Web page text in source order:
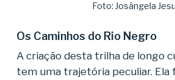
Foto: Josângela
Os Caminhos do Rio Negro
A criação desta trilha de longo
tem uma trajetória peculiar. Ela